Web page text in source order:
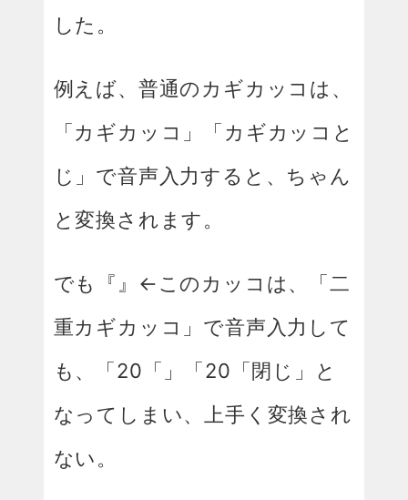
した。
例えば、普通のカギカッコは、
「カギカッコ」「カギカッコと
じ」で音声入力すると、ちゃん
と変換されます。
でも『』←このカッコは、「二
重カギカッコ」で音声入力して
も、「20「」「20「閉じ」と
なってしまい、上手く変換され
ない。